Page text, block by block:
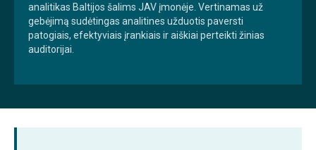
analitikas Baltijos šalims JAV įmonėje. Vertinamas už
gebėjimą sudėtingas analitines užduotis paversti
patogiais, efektyviais įrankiais ir aiškiai perteikti žinias
auditorijai.